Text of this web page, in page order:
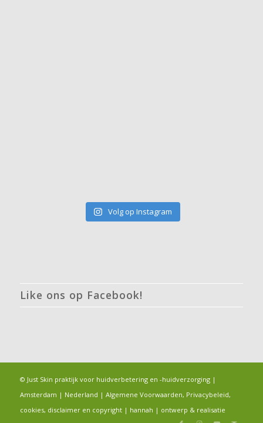
Volg op Instagram
Like ons op Facebook!
© Just Skin praktijk voor huidverbetering en -huidverzorging |
Amsterdam | Nederland | Algemene Voorwaarden, Privacybeleid,
cookies, disclaimer en copyright| hannah | ontwerp & realisatie